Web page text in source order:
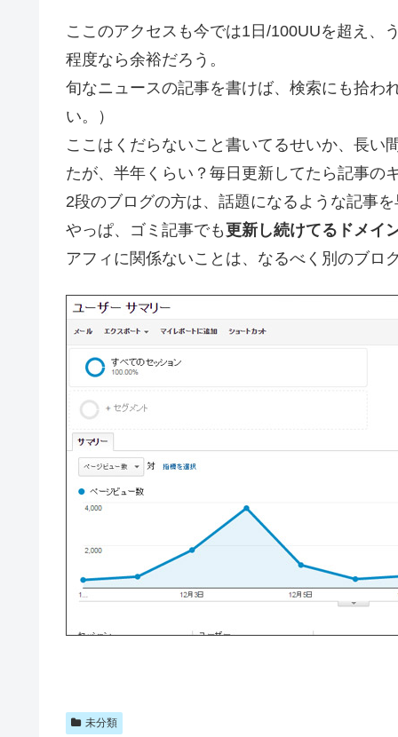
ここのアクセスも今では1日/100UUを超え、
程度なら余裕だろう。
旬なニュースの記事を書けば、検索にも拾わ
い。）
ここはくだらないこと書いてるせいか、長い
たが、半年くらい？毎日更新してたら記事の
2段のブログの方は、話題になるような記事
やっぱ、ゴミ記事でも 更新し続けてるドメイ
アフィに関係ないことは、なるべく別のブロ
未分類